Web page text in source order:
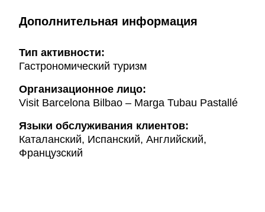
Дополнительная информация
Тип активности:
Гастрономический туризм
Организационное лицо:
Visit Barcelona Bilbao – Marga Tubau Pastallé
Языки обслуживания клиентов:
Каталанский, Испанский, Английский,
Французский